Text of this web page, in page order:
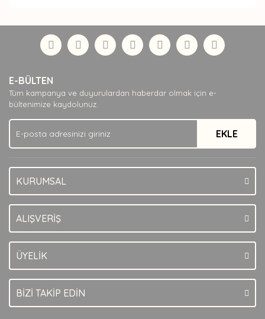
Yorum Yaz
formunu kullanarak tarafımıza iletebilirsiniz.
Görüş ve önerileriniz için teşekkür ederiz.
Ürün açıklamasında eksik bilgiler bulunuyor.
Ürün bilgilerinde hatalar bulunuyor.
Ürün fiyatı diğer sitelerden daha pahalı.
Bu ürüne benzer farklı alternatifler olmalı.
E-BÜLTEN
Tüm kampanya ve duyurulardan haberdar olmak için e-
bültenimize kaydolunuz.
EKLE
KURUMSAL
ALIŞVERİŞ
ÜYELİK
BİZİ TAKİP EDİN